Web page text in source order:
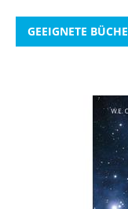
GEEIGNETE